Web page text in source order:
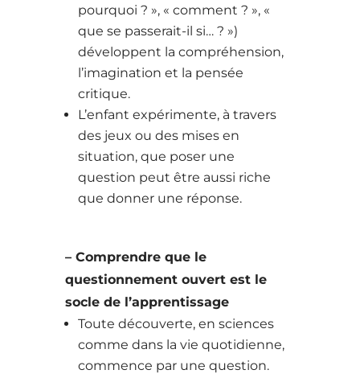
pourquoi ? », « comment ? », «
que se passerait-il si… ? »)
développent la compréhension,
l’imagination et la pensée
critique.
L’enfant expérimente, à travers
des jeux ou des mises en
situation, que poser une
question peut être aussi riche
que donner une réponse.
– Comprendre que le
questionnement ouvert est le
socle de l’apprentissage
Toute découverte, en sciences
comme dans la vie quotidienne,
commence par une question.